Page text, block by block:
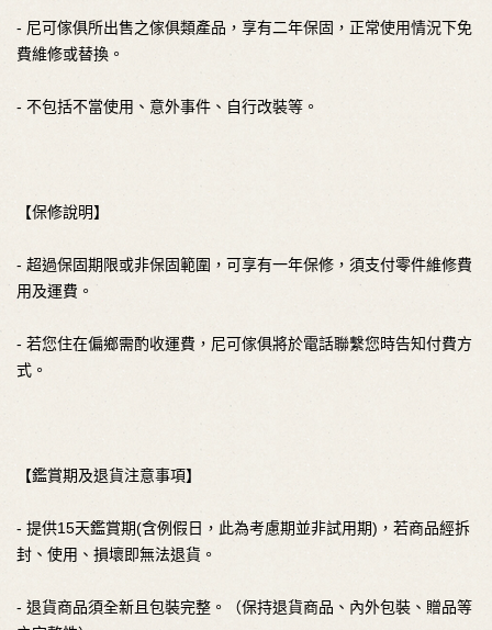
- 尼可傢俱所出售之傢俱類產品，享有二年保固，正常使用情況下免
費維修或替換。
- 不包括不當使用、意外事件、自行改裝等。
【保修說明】
- 超過保固期限或非保固範圍，可享有一年保修，須支付零件維修費
用及運費。
- 若您住在偏鄉需酌收運費，尼可傢俱將於電話聯繫您時告知付費方
式。
【鑑賞期及退貨注意事項】
- 提供15天鑑賞期(含例假日，此為考慮期並非試用期)，若商品經拆
封、使用、損壞即無法退貨。
- 退貨商品須全新且包裝完整。（保持退貨商品、內外包裝、贈品等